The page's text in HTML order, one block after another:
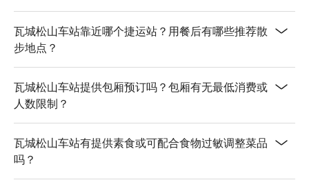
瓦城松山车站靠近哪个捷运站？用餐后有哪些推荐散
步地点？
瓦城松山车站提供包厢预订吗？包厢有无最低消费或
人数限制？
瓦城松山车站有提供素食或可配合食物过敏调整菜品
吗？